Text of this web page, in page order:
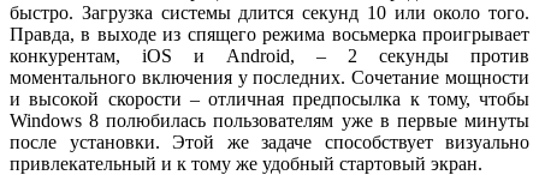
быстро. Загрузка системы длится секунд 10 или около того.
Правда, в выходе из спящего режима восьмерка проигрывает
конкурентам, iOS и Android, – 2 секунды против
моментального включения у последних. Сочетание мощности
и высокой скорости – отличная предпосылка к тому, чтобы
Windows 8 полюбилась пользователям уже в первые минуты
после установки. Этой же задаче способствует визуально
привлекательный и к тому же удобный стартовый экран.